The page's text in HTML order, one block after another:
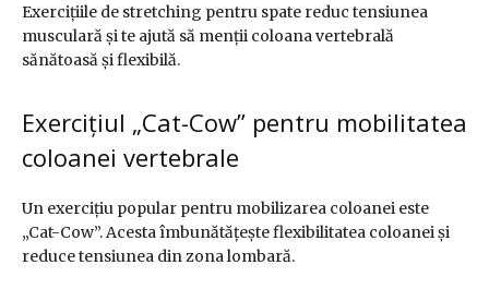
Exercițiile de stretching pentru spate reduc tensiunea
musculară și te ajută să menții coloana vertebrală
sănătoasă și flexibilă.
Exercițiul „Cat-Cow” pentru mobilitatea
coloanei vertebrale
Un exercițiu popular pentru mobilizarea coloanei este
„Cat-Cow”. Acesta îmbunătățește flexibilitatea coloanei și
reduce tensiunea din zona lombară.